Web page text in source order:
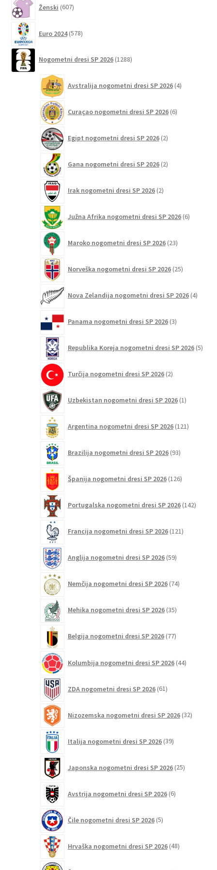
Ženski 607izdelkov
Euro 2024 578izdelkov
Nogometni dresi SP 2026 1288izdelkov
Avstralija nogometni dresi SP 2026 4izdelki
Curaçao nogometni dresi SP 2026 6izdelkov
Egipt nogometni dresi SP 2026 2izdelka
Gana nogometni dresi SP 2026 2izdelka
Irak nogometni dresi SP 2026 2izdelka
Južna Afrika nogometni dresi SP 2026 6izdelkov
Maroko nogometni dresi SP 2026 23izdelkov
Norveška nogometni dresi SP 2026 25izdelkov
Nova Zelandija nogometni dresi SP 2026 4izdelki
Panama nogometni dresi SP 2026 3izdelki
Republika Koreja nogometni dresi SP 2026 5
Turčija nogometni dresi SP 2026 2izdelka
Uzbekistan nogometni dresi SP 2026 1izdelek
Argentina nogometni dresi SP 2026 121izdelkov
Brazilija nogometni dresi SP 2026 93izdelkov
Španija nogometni dresi SP 2026 126izdelkov
Portugalska nogometni dresi SP 2026 142
Francija nogometni dresi SP 2026 121izdelkov
Anglija nogometni dresi SP 2026 59izdelkov
Nemčija nogometni dresi SP 2026 74izdelkov
Mehika nogometni dresi SP 2026 35izdelkov
Belgija nogometni dresi SP 2026 77izdelkov
Kolumbija nogometni dresi SP 2026 44izdelkov
ZDA nogometni dresi SP 2026 61izdelkov
Nizozemska nogometni dresi SP 2026 32izdelkov
Italija nogometni dresi SP 2026 39izdelkov
Japonska nogometni dresi SP 2026 25izdelkov
Avstrija nogometni dresi SP 2026 6izdelkov
Čile nogometni dresi SP 2026 5izdelkov
Hrvaška nogometni dresi SP 2026 48izdelkov